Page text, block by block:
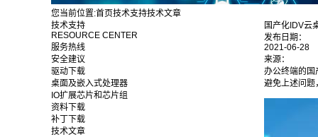
您当前位置:首页技术支持技术文章
技术支持
RESOURCE CENTER
服务热线
安全建议
驱动下载
桌面及嵌入式处理器
IO扩展芯片和芯片组
资料下载
补丁下载
技术文章
国产化IDV云
发布日期：
2021-06-28
来源：
办公终端的国
避免上述问题